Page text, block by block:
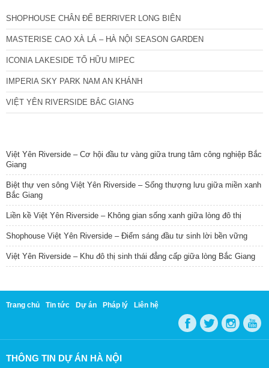
SHOPHOUSE CHÂN ĐẾ BERRIVER LONG BIÊN
MASTERISE CAO XÀ LÁ – HÀ NỘI SEASON GARDEN
ICONIA LAKESIDE TỐ HỮU MIPEC
IMPERIA SKY PARK NAM AN KHÁNH
VIỆT YÊN RIVERSIDE BẮC GIANG
Việt Yên Riverside – Cơ hội đầu tư vàng giữa trung tâm công nghiệp Bắc
Giang
Biệt thự ven sông Việt Yên Riverside – Sống thượng lưu giữa miền xanh
Bắc Giang
Liền kề Việt Yên Riverside – Không gian sống xanh giữa lòng đô thị
Shophouse Việt Yên Riverside – Điểm sáng đầu tư sinh lời bền vững
Việt Yên Riverside – Khu đô thị sinh thái đẳng cấp giữa lòng Bắc Giang
Trang chủ Tin tức Dự án Pháp lý Liên hệ
THÔNG TIN DỰ ÁN HÀ NỘI